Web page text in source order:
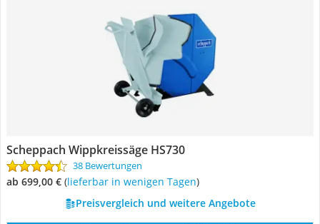
Scheppach Wippkreissäge HS730
38 Bewertungen
ab 699,00 € ( Lieferbar in wenigen Tagen)
Preisvergleich und weitere Angebote